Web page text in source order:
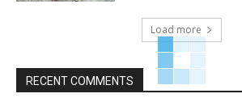
Load more
RECENT COMMENTS